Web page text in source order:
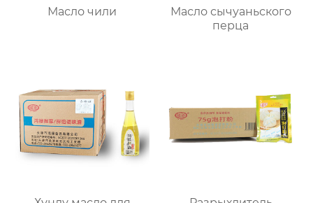
Масло чили
Масло сычуаньского
перца